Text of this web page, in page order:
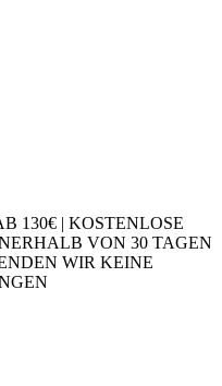
130€ | KOSTENLOSE
VON 30 TAGEN
WIR KEINE